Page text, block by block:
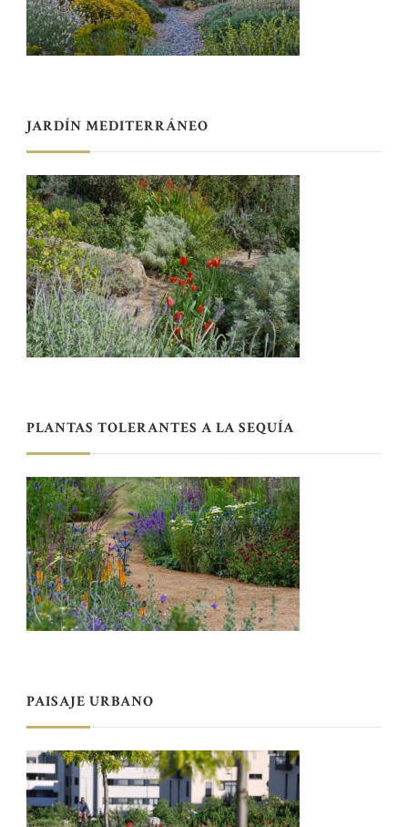
JARDÍN MEDITERRÁNEO
PLANTAS TOLERANTES A LA SEQUÍA
PAISAJE URBANO